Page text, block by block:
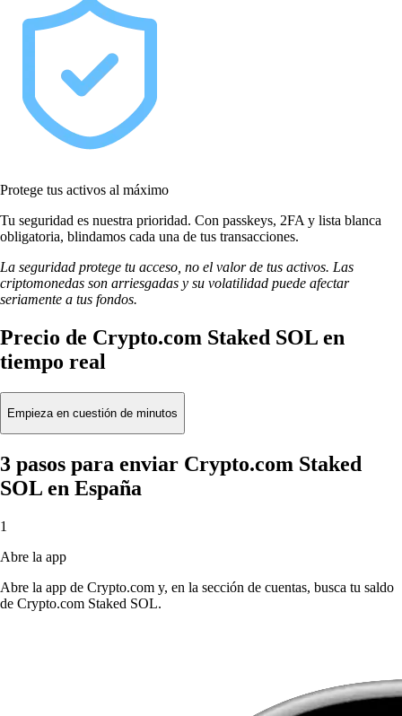
Protege tus activos al máximo
Tu seguridad es nuestra prioridad. Con passkeys, 2FA y lista blanca
obligatoria, blindamos cada una de tus transacciones.
La seguridad protege tu acceso, no el valor de tus activos. Las
criptomonedas son arriesgadas y su volatilidad puede afectar
seriamente a tus fondos.
Precio de Crypto.com Staked SOL en
tiempo real
Empieza en cuestión de minutos
3 pasos para enviar Crypto.com Staked
SOL en España
1
Abre la app
Abre la app de Crypto.com y, en la sección de cuentas, busca tu saldo
de Crypto.com Staked SOL.